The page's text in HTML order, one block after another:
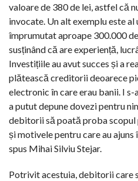
valoare de 380 de lei, astfel că
invocate. Un alt exemplu este
împrumutat aproape 300.000
susținând că are experiență,
Investițiile au avut succes și a
plătească creditorii deoarece
electronic în care erau banii. I
a putut depune dovezi pentru
debitorii să poată proba scopul
și motivele pentru care au ajuns
spus Mihai Silviu Stejar.
Potrivit acestuia, debitorii care